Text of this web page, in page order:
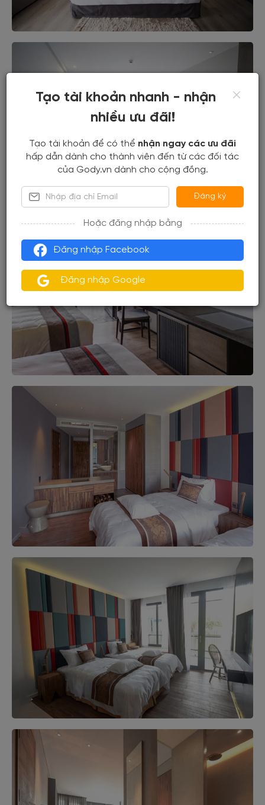
Tạo tài khoản nhanh - nhận
nhiều ưu đãi!
Tạo tài khoản để có thể nhận ngay các ưu đãi
hấp dẫn dành cho thành viên đến từ các đối tác
của Gody.vn dành cho cộng đồng.
Đăng ký
Hoặc đăng nhập bằng
Đăng nhập Facebook
Đăng nhập Google